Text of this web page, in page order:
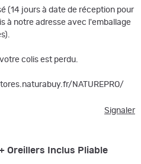
(14 jours à date de réception pour
à notre adresse avec l'emballage
colis est perdu.
NATUREPRO/
Signaler
Oreillers Inclus Pliable